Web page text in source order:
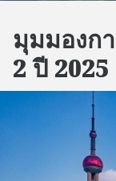
มุมมองก
2 ปี 2025